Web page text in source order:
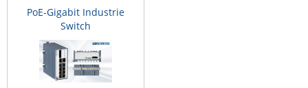
PoE-Gigabit Industrie
Switch